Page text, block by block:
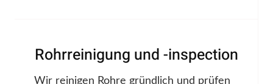
Rohrreinigung und -inspection
Wir reinigen Rohre gründlich und prüfen